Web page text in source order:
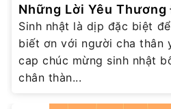
Những Lời Yêu Thương
Sinh nhật là dịp đặc biệt
biết ơn với người cha thân
cap chúc mừng sinh nhật
chân thàn...